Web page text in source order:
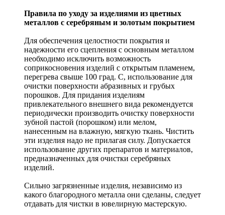
Правила по уходу за изделиями из цветных
металлов с серебряным и золотым покрытием
Для обеспечения целостности покрытия и
надежности его сцепления с основным металлом
необходимо исключить возможность
соприкосновения изделий с открытым пламенем,
перегрева свыше 100 град. С, использование для
очистки поверхности абразивных и грубых
порошков. Для придания изделиям
привлекательного внешнего вида рекомендуется
периодически производить очистку поверхности
зубной пастой (порошком) или мелом,
нанесенным на влажную, мягкую ткань. Чистить
эти изделия надо не прилагая силу. Допускается
использование других препаратов и материалов,
предназначенных для очистки серебряных
изделий.
Сильно загрязненные изделия, независимо из
какого благородного металла они сделаны, следует
отдавать для чистки в ювелирную мастерскую.